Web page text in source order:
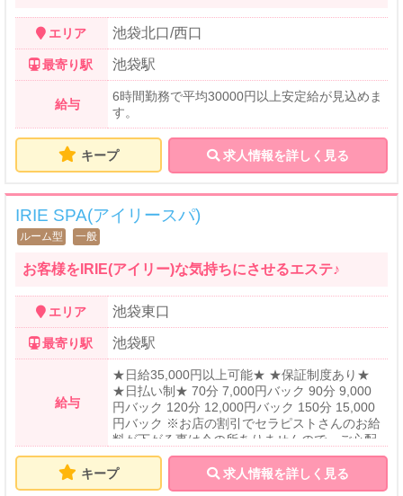
エリア 池袋北口/西口
最寄り駅 池袋駅
給与
6時間勤務で平均30000円以上安定給が見込めま
す。
キープ 求人情報を詳しく見る
IRIE SPA(アイリースパ)
ルーム型 一般
お客様をIRIE(アイリー)な気持ちにさせるエステ♪
エリア 池袋東口
最寄り駅 池袋駅
給与
★日給35,000円以上可能★ ★保証制度あり★
★日払い制★ 70分 7,000円バック 90分 9,000
円バック 120分 12,000円バック 150分 15,000
円バック ※お店の割引でセラピストさんのお給
料が下がる事は今の所ありませんので、ご心配
なさらずに(^^) 【待遇】 ★全額日払い制 ★日
給35,000円以上可能 ★Wi-Fi完備 ★お友達紹介
制度あり ★制服・お仕事道具貸与(雑費類は一
キープ 求人情報を詳しく見る